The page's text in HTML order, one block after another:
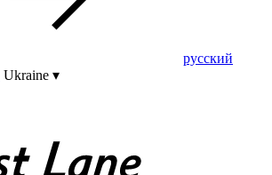
pусский
Ukraine ▾